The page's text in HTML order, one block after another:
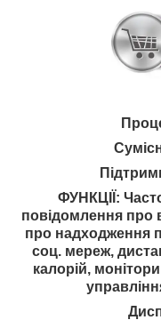
ФУНКЦІЇ:
повідомлення про
про надходження
соц. мереж,
калорій,